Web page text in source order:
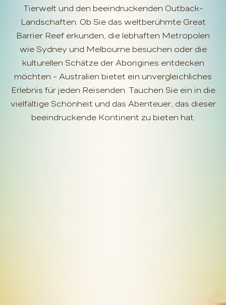
Tierwelt und den beeindruckenden Outback-
Landschaften. Ob Sie das weltberühmte Great
Barrier Reef erkunden, die lebhaften Metropolen
wie Sydney und Melbourne besuchen oder die
kulturellen Schätze der Aborigines entdecken
möchten – Australien bietet ein unvergleichliches
Erlebnis für jeden Reisenden. Tauchen Sie ein in die
vielfältige Schönheit und das Abenteuer, das dieser
beeindruckende Kontinent zu bieten hat.